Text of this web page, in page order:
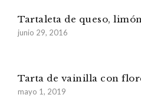
Tartaleta de queso,
junio 29, 2016
Tarta de vainilla con
mayo 1, 2019